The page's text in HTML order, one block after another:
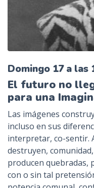
Domingo 17 a las
El futuro no
para una
Las imágenes
incluso en sus
interpretar, co-sentir.
destruyen,
producen quebradas,
con o sin tal